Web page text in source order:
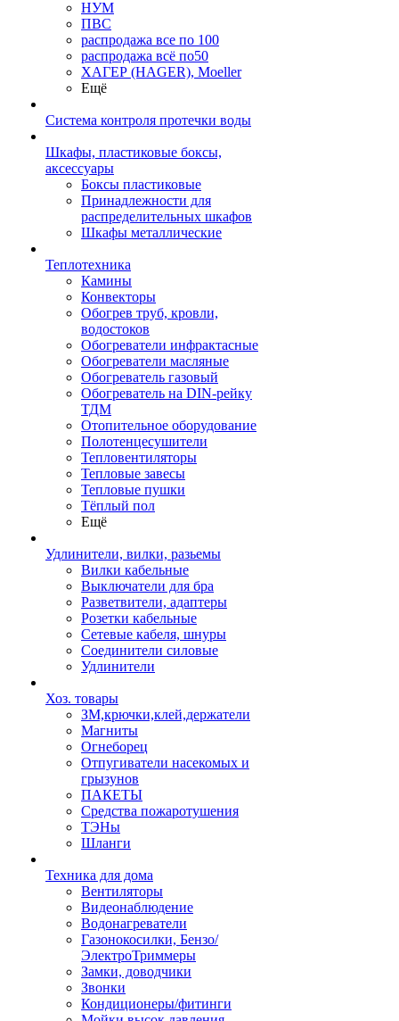
НУМ
ПВС
распродажа все по 100
распродажа всё по50
ХАГЕР (HAGER), Moeller
Ещё
Система контроля протечки воды
Шкафы, пластиковые боксы,
аксессуары
Боксы пластиковые
Принадлежности для
распределительных шкафов
Шкафы металлические
Теплотехника
Камины
Конвекторы
Обогрев труб, кровли,
водостоков
Обогреватели инфрактасные
Обогреватели масляные
Обогреватель газовый
Обогреватель на DIN-рейку
ТДМ
Отопительное оборудование
Полотенцесушители
Тепловентиляторы
Тепловые завесы
Тепловые пушки
Тёплый пол
Ещё
Удлинители, вилки, разьемы
Вилки кабельные
Выключатели для бра
Разветвители, адаптеры
Розетки кабельные
Сетевые кабеля, шнуры
Соединители силовые
Удлинители
Хоз. товары
ЗМ,крючки,клей,держатели
Магниты
Огнеборец
Отпугиватели насекомых и
грызунов
ПАКЕТЫ
Средства пожаротушения
ТЭНы
Шланги
Техника для дома
Вентиляторы
Видеонаблюдение
Водонагреватели
Газонокосилки, Бензо/
ЭлектроТриммеры
Замки, доводчики
Звонки
Кондиционеры/фитинги